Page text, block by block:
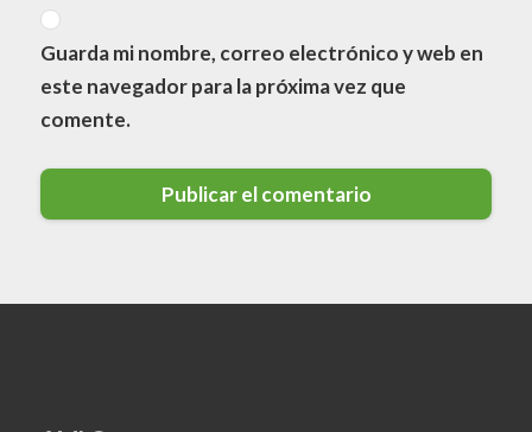
Guarda mi nombre, correo electrónico y web en
este navegador para la próxima vez que
comente.